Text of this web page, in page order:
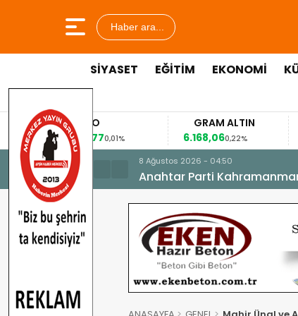
Haber ara...
SİYASET EĞİTİM EKONOMİ
EURO
53,84770,01%
GRAM ALTIN
6.168,06 0,22% -0,35%
8 Ağustos 2026 - 04:50
Anahtar Parti